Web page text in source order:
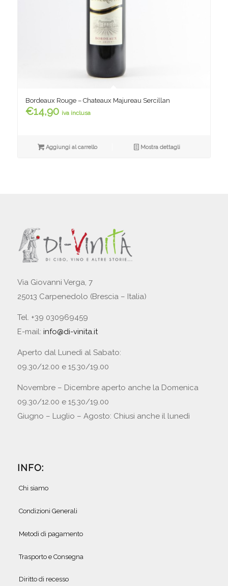
Bordeaux Rouge – Chateaux Majureau Sercillan
€14,90 iva inclusa
Aggiungi al carrello Mostra dettagli
Via Giovanni Verga, 7
25013 Carpenedolo (Brescia – Italia)
Tel. +39 030969459
E-mail: info@di-vinita.it
Aperto dal Lunedì al Sabato:
09.30/12.00 e 15.30/19.00
Novembre – Dicembre aperto anche la Domenica
09.30/12.00 e 15.30/19.00
Giugno – Luglio – Agosto: Chiusi anche il lunedì
INFO:
Chi siamo
Condizioni Generali
Metodi di pagamento
Trasporto e Consegna
Diritto di recesso